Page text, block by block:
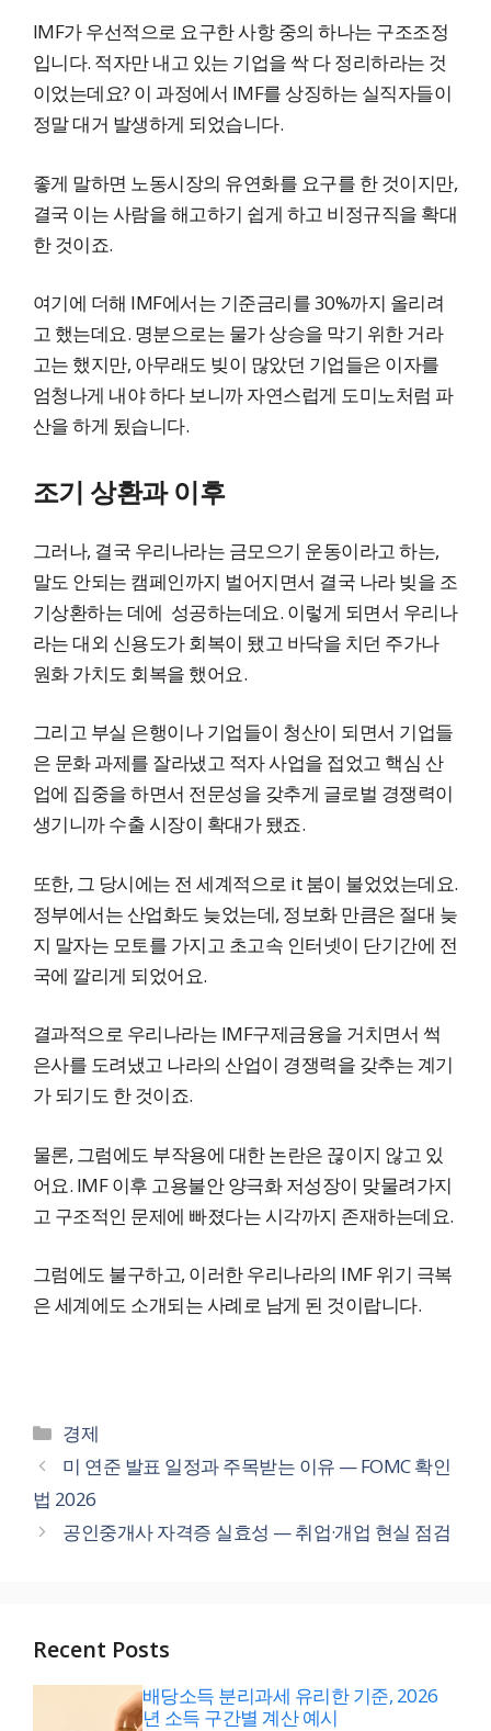
IMF가 우선적으로 요구한 사항 중의 하나는 구조조정
입니다. 적자만 내고 있는 기업을 싹 다 정리하라는 것
이었는데요? 이 과정에서 IMF를 상징하는 실직자들이
정말 대거 발생하게 되었습니다.
좋게 말하면 노동시장의 유연화를 요구를 한 것이지만,
결국 이는 사람을 해고하기 쉽게 하고 비정규직을 확대
한 것이죠.
여기에 더해 IMF에서는 기준금리를 30%까지 올리려
고 했는데요. 명분으로는 물가 상승을 막기 위한 거라
고는 했지만, 아무래도 빚이 많았던 기업들은 이자를
엄청나게 내야 하다 보니까 자연스럽게 도미노처럼 파
산을 하게 됬습니다.
조기 상환과 이후
그러나, 결국 우리나라는 금모으기 운동이라고 하는,
말도 안되는 캠페인까지 벌어지면서 결국 나라 빚을 조
기상환하는 데에 성공하는데요. 이렇게 되면서 우리나
라는 대외 신용도가 회복이 됐고 바닥을 치던 주가나
원화 가치도 회복을 했어요.
그리고 부실 은행이나 기업들이 청산이 되면서 기업들
은 문화 과제를 잘라냈고 적자 사업을 접었고 핵심 산
업에 집중을 하면서 전문성을 갖추게 글로벌 경쟁력이
생기니까 수출 시장이 확대가 됐죠.
또한, 그 당시에는 전 세계적으로 it 붐이 불었었는데요.
정부에서는 산업화도 늦었는데, 정보화 만큼은 절대 늦
지 말자는 모토를 가지고 초고속 인터넷이 단기간에 전
국에 깔리게 되었어요.
결과적으로 우리나라는 IMF구제금융을 거치면서 썩
은사를 도려냈고 나라의 산업이 경쟁력을 갖추는 계기
가 되기도 한 것이죠.
물론, 그럼에도 부작용에 대한 논란은 끊이지 않고 있
어요. IMF 이후 고용불안 양극화 저성장이 맞물려가지
고 구조적인 문제에 빠졌다는 시각까지 존재하는데요.
그럼에도 불구하고, 이러한 우리나라의 IMF 위기 극복
은 세계에도 소개되는 사례로 남게 된 것이랍니다.
카
테
고
리
경제
미 연준 발표 일정과 주목받는 이유 — FOMC 확인
법 2026
공인중개사 자격증 실효성 — 취업·개업 현실 점검
Recent Posts
배당소득 분리과세 유리한 기준, 2026
년 소득 구간별 계산 예시